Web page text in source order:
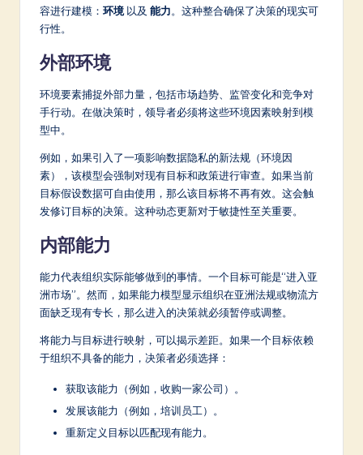
容进行建模： 环境 以及 能力。这种整合确保了决策的现实可
行性。
外部环境
环境要素捕捉外部力量，包括市场趋势、监管变化和竞争对
手行动。在做决策时，领导者必须将这些环境因素映射到模
型中。
例如，如果引入了一项影响数据隐私的新法规（环境因
素），该模型会强制对现有目标和政策进行审查。如果当前
目标假设数据可自由使用，那么该目标将不再有效。这会触
发修订目标的决策。这种动态更新对于敏捷性至关重要。
内部能力
能力代表组织实际能够做到的事情。一个目标可能是“进入亚
洲市场”。然而，如果能力模型显示组织在亚洲法规或物流方
面缺乏现有专长，那么进入的决策就必须暂停或调整。
将能力与目标进行映射，可以揭示差距。如果一个目标依赖
于组织不具备的能力，决策者必须选择：
获取该能力（例如，收购一家公司）。
发展该能力（例如，培训员工）。
重新定义目标以匹配现有能力。